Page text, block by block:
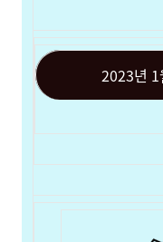
2023년 1